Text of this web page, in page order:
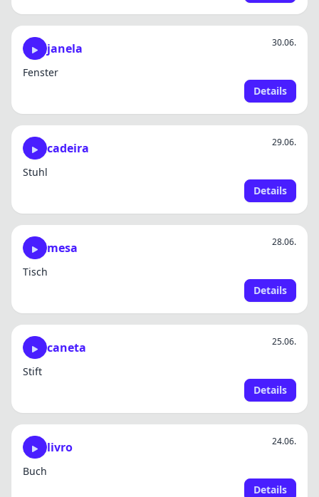
janela 30.06.
Fenster
Details
cadeira 29.06.
Stuhl
Details
mesa 28.06.
Tisch
Details
caneta 25.06.
Stift
Details
livro 24.06.
Buch
Details